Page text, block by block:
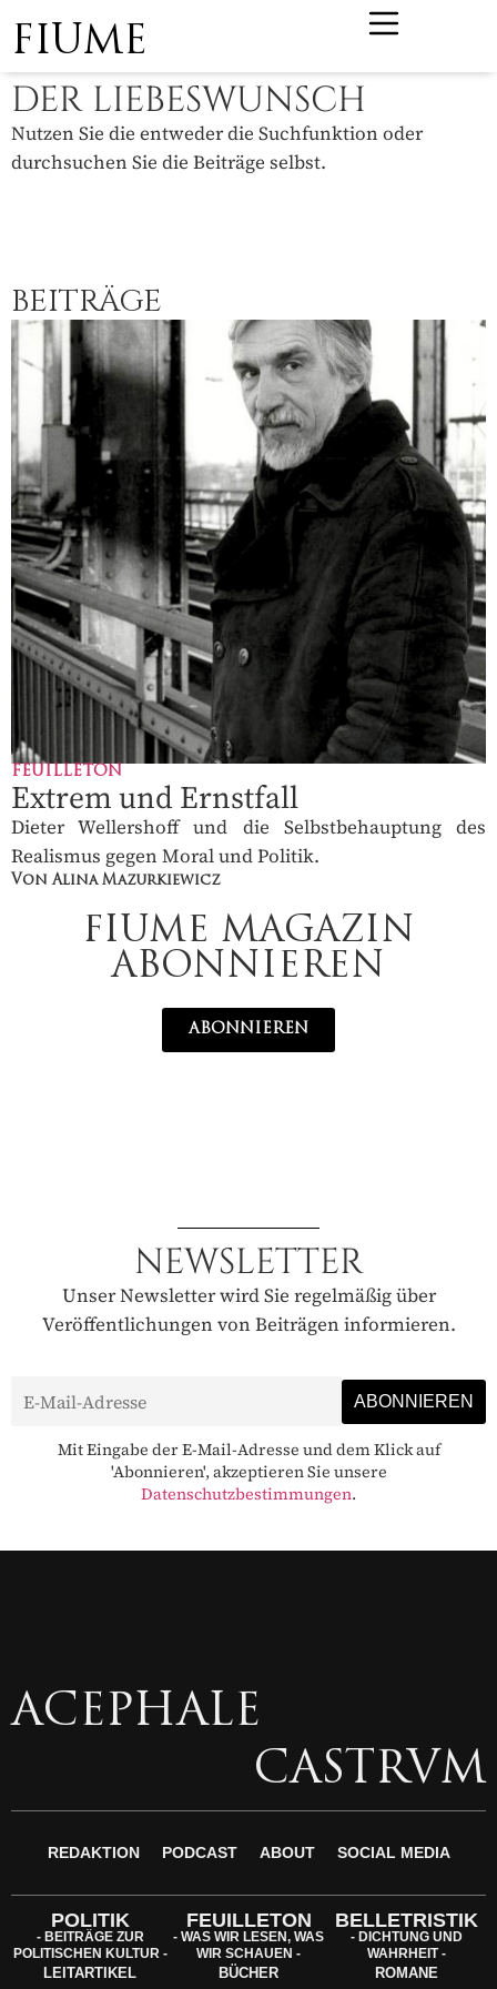
FIUME
DER LIEBESWUNSCH
Nutzen Sie die entweder die Suchfunktion oder
durchsuchen Sie die Beiträge selbst.
BEITRÄGE
FEUILLETON
Extrem und Ernstfall
Dieter Wellershoff und die Selbstbehauptung des
Realismus gegen Moral und Politik.
Von Alina Mazurkiewicz
FIUME MAGAZIN
ABONNIEREN
ABONNIEREN
NEWSLETTER
Unser Newsletter wird Sie regelmäßig über
Veröffentlichungen von Beiträgen informieren.
Mit Eingabe der E-Mail-Adresse und dem Klick auf
'Abonnieren', akzeptieren Sie unsere
Datenschutzbestimmungen.
ACEPHALE
CASTRVM
REDAKTION PODCAST ABOUT SOCIAL MEDIA
POLITIK
- BEITRÄGE ZUR
POLITISCHEN KULTUR -
LEITARTIKEL
FEUILLETON
- WAS WIR LESEN, WAS
WIR SCHAUEN -
BÜCHER
BELLETRISTIK
- DICHTUNG UND
WAHRHEIT -
ROMANE